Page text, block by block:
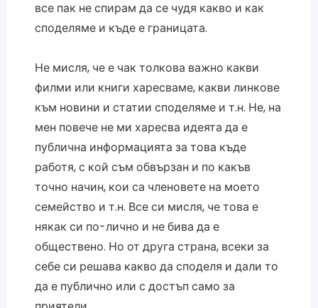
все пак не спирам да се чудя какво и как
споделяме и къде е границата.
Не мисля, че е чак толкова важно какви
филми или книги харесваме, какви линкове
към новини и статии споделяме и т.н. Не, на
мен повече не ми харесва идеята да е
публична информацията за това къде
работя, с кой съм обвързан и по какъв
точно начин, кои са членовете на моето
семейство и т.н. Все си мисля, че това е
някак си по-лично и не бива да е
обществено. Но от друга страна, всеки за
себе си решава какво да споделя и дали то
да е публично или с достъп само за